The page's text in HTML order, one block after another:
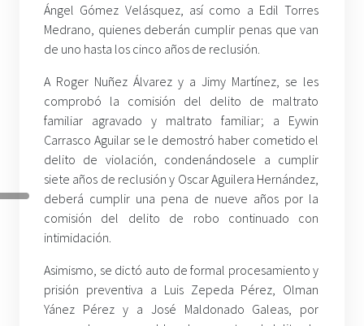
Ángel Gómez Velásquez, así como a Edil Torres
Medrano, quienes deberán cumplir penas que van
de uno hasta los cinco años de reclusión.
A Roger Nuñez Álvarez y a Jimy Martínez, se les
comprobó la comisión del delito de maltrato
familiar agravado y maltrato familiar; a Eywin
Carrasco Aguilar se le demostró haber cometido el
delito de violación, condenándosele a cumplir
siete años de reclusión y Oscar Aguilera Hernández,
deberá cumplir una pena de nueve años por la
comisión del delito de robo continuado con
intimidación.
Asimismo, se dictó auto de formal procesamiento y
prisión preventiva a Luis Zepeda Pérez, Olman
Yánez Pérez y a José Maldonado Galeas, por